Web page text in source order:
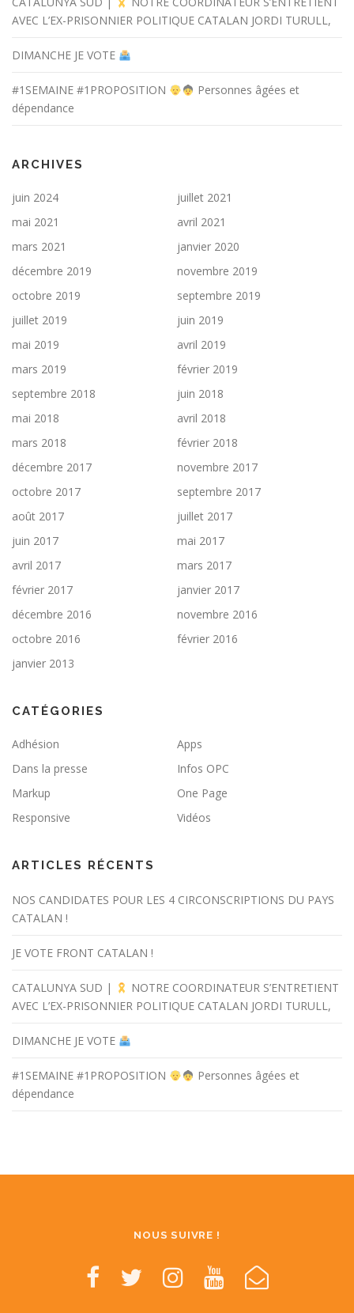
AVEC L’EX-PRISONNIER POLITIQUE CATALAN JORDI TURULL,
DIMANCHE JE VOTE
#1SEMAINE #1PROPOSITION
Personnes âgées et
dépendance
ARCHIVES
juin 2024
juillet 2021
mai 2021
avril 2021
mars 2021
janvier 2020
décembre 2019
novembre 2019
octobre 2019
septembre 2019
juillet 2019
juin 2019
mai 2019
avril 2019
mars 2019
février 2019
septembre 2018
juin 2018
mai 2018
avril 2018
mars 2018
février 2018
décembre 2017
novembre 2017
octobre 2017
septembre 2017
août 2017
juillet 2017
juin 2017
mai 2017
avril 2017
mars 2017
février 2017
janvier 2017
décembre 2016
novembre 2016
octobre 2016
février 2016
janvier 2013
CATÉGORIES
Adhésion
Apps
Dans la presse
Infos OPC
Markup
One Page
Responsive
Vidéos
ARTICLES RÉCENTS
NOS CANDIDATES POUR LES 4 CIRCONSCRIPTIONS DU PAYS
CATALAN !
JE VOTE FRONT CATALAN !
CATALUNYA SUD |
NOTRE COORDINATEUR S’ENTRETIENT
AVEC L’EX-PRISONNIER POLITIQUE CATALAN JORDI TURULL,
DIMANCHE JE VOTE
#1SEMAINE #1PROPOSITION
Personnes âgées et
dépendance
NOUS SUIVRE !